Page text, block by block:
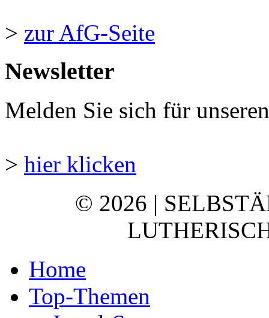
> zur AfG-Seite
Newsletter
Melden Sie sich für
> hier klicken
© 2026 |
Home
Top-Themen